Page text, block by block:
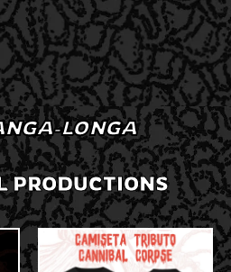
LONGA
PRODUCTIONS